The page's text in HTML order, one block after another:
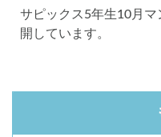
サピックス5年生10月
開しています。
算数 理科 3年
サピックス
保存版